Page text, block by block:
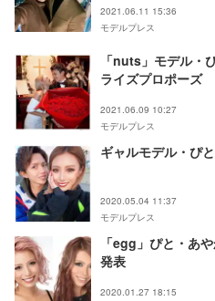
2021.06.11 15:36
モデルプレス
「nuts」モデル・
ライズプロポーズ
2021.06.09 10:27
モデルプレス
ギャルモデル・ぴ
2020.05.04 11:37
モデルプレス
「egg」ぴと・あ
発表
2020.01.27 18:15